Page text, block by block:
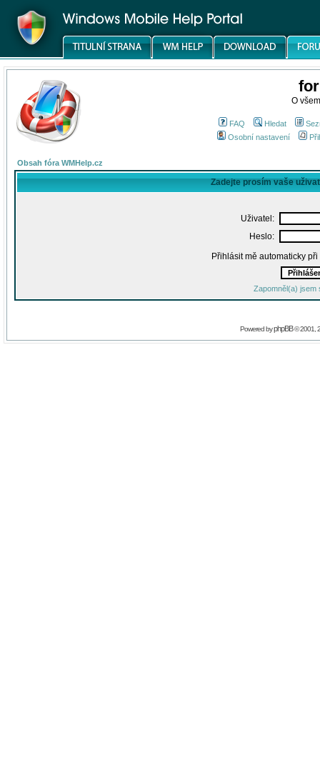
O
FAQ Hledat
Osobní nastavení
Obsah fóra WMHelp.cz
Zadejte prosím vaše
Uživatel:
Heslo:
Přihlásit mě automaticky
Zapomněl(a) jsem
Powered byphpBB© 2001,